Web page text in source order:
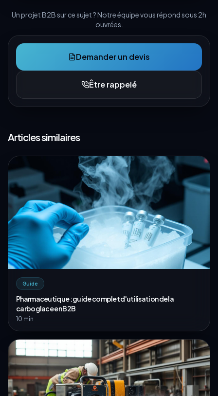
Un projet B2B sur ce sujet ? Notre équipe vous répond sous 2h
ouvrées.
Demander un devis
Être rappelé
Articles similaires
Guide
Pharmaceutique : guide complet d'utilisation de la
carboglace en B2B
10 min